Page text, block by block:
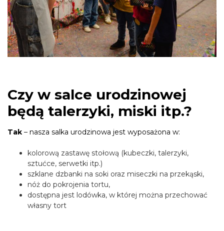
Czy w salce urodzinowej
będą talerzyki, miski itp.?
Tak – nasza salka urodzinowa jest wyposażona w:
kolorową zastawę stołową (kubeczki, talerzyki,
sztućce, serwetki itp.)
szklane dzbanki na soki oraz miseczki na przekąski,
nóż do pokrojenia tortu,
dostępna jest lodówka, w której można przechować
własny tort